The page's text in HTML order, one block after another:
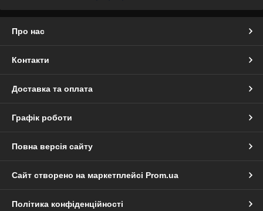
Про нас
Контакти
Доставка та оплата
Графік роботи
Повна версія сайту
Сайт створено на маркетплейсі Prom.ua
Політика конфіденційності